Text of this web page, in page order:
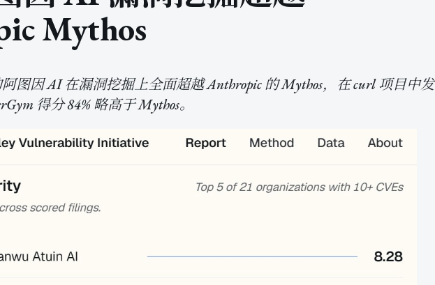
Mythos
图因 AI 在漏洞挖掘上全面超越 Anthropic 的 Mythos，在 curl 项目中发
得分 84% 略高于 Mythos。